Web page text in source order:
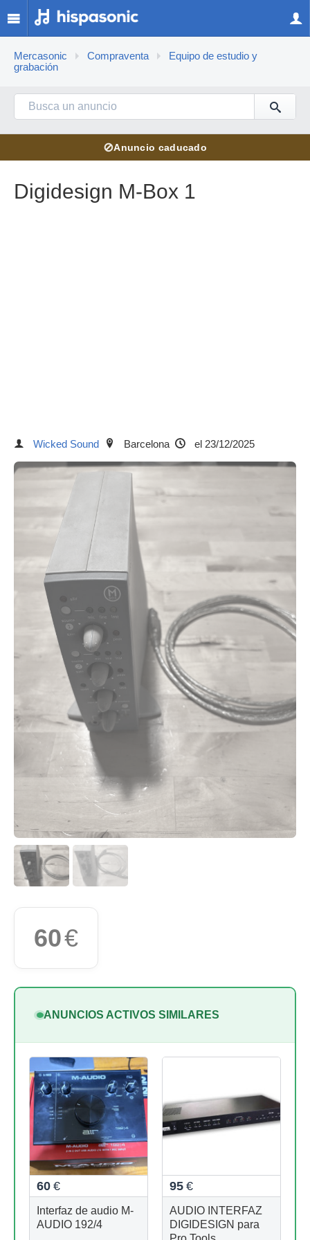
Mercasonic Compraventa
Equipo de estudio y
grabación
⊘Anuncio caducado
Digidesign M-Box 1
Wicked Sound Barcelona el 23/12/2025
60€
ANUNCIOS ACTIVOS SIMILARES
60 €
Interfaz de audio M-
AUDIO 192/4
95 €
AUDIO INTERFAZ
DIGIDESIGN para